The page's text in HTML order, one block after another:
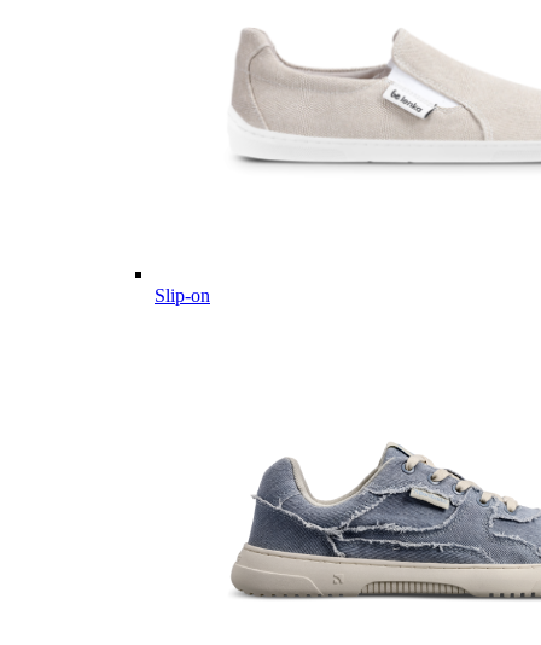
Slip-on